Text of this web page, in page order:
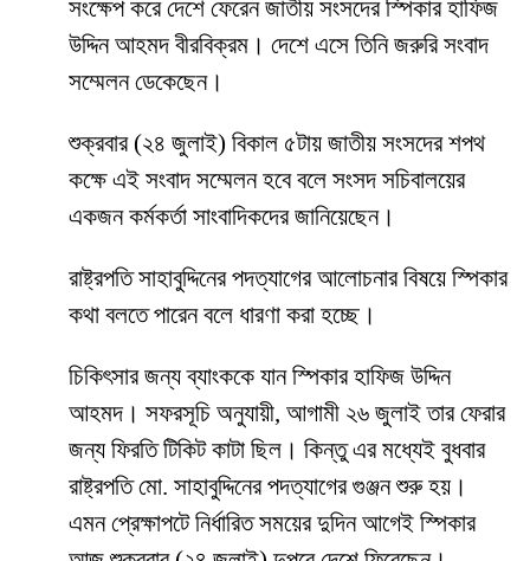
সংক্ষেপ করে দেশে ফেরেন জাতীয় সংসদের স্পিকার হাফিজ
উদ্দিন আহমদ বীরবিক্রম। দেশে এসে তিনি জরুরি সংবাদ
সম্মেলন ডেকেছেন।
শুক্রবার (২৪ জুলাই) বিকাল ৫টায় জাতীয় সংসদের শপথ
কক্ষে এই সংবাদ সম্মেলন হবে বলে সংসদ সচিবালয়ের
একজন কর্মকর্তা সাংবাদিকদের জানিয়েছেন।
রাষ্ট্রপতি সাহাবুদ্দিনের পদত্যাগের আলোচনার বিষয়ে স্পিকার
কথা বলতে পারেন বলে ধারণা করা হচ্ছে।
চিকিৎসার জন্য ব্যাংককে যান স্পিকার হাফিজ উদ্দিন
আহমদ। সফরসূচি অনুযায়ী, আগামী ২৬ জুলাই তার ফেরার
জন্য ফিরতি টিকিট কাটা ছিল। কিন্তু এর মধ্যেই বুধবার
রাষ্ট্রপতি মো. সাহাবুদ্দিনের পদত্যাগের গুঞ্জন শুরু হয়।
এমন প্রেক্ষাপটে নির্ধারিত সময়ের দুদিন আগেই স্পিকার